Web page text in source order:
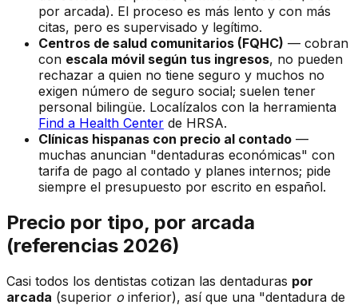
por arcada). El proceso es más lento y con más
citas, pero es supervisado y legítimo.
Centros de salud comunitarios (FQHC) — cobran
con escala móvil según tus ingresos, no pueden
rechazar a quien no tiene seguro y muchos no
exigen número de seguro social; suelen tener
personal bilingüe. Localízalos con la herramienta
Find a Health Center de HRSA.
Clínicas hispanas con precio al contado —
muchas anuncian "dentaduras económicas" con
tarifa de pago al contado y planes internos; pide
siempre el presupuesto por escrito en español.
Precio por tipo, por arcada
(referencias 2026)
Casi todos los dentistas cotizan las dentaduras por
arcada (superior o inferior), así que una "dentadura de